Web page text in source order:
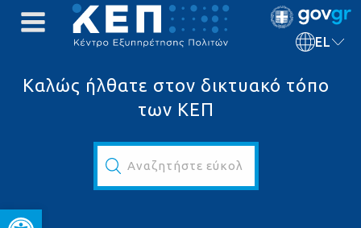
Ανοίξτε τη γραμμή
EL
Καλώς ήλθατε στον δικτυακό τόπο
των ΚΕΠ
Αναζητήστε εύκολα και γρήγορα...